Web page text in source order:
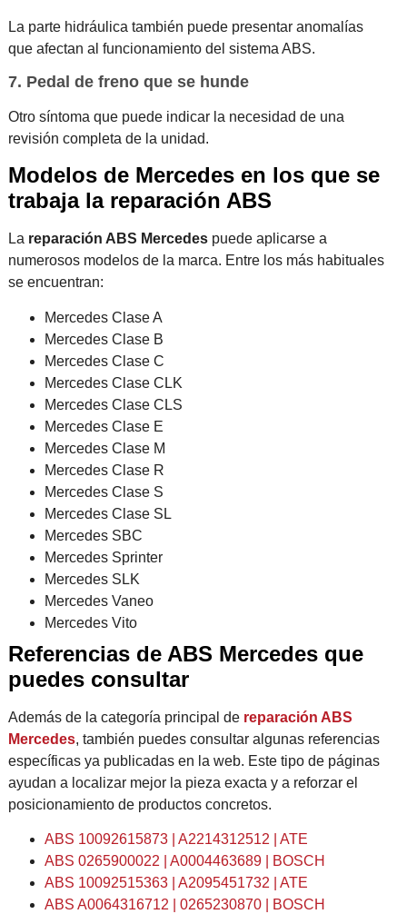
La parte hidráulica también puede presentar anomalías
que afectan al funcionamiento del sistema ABS.
7. Pedal de freno que se hunde
Otro síntoma que puede indicar la necesidad de una
revisión completa de la unidad.
Modelos de Mercedes en los que se
trabaja la reparación ABS
La reparación ABS Mercedespuede aplicarse a
numerosos modelos de la marca. Entre los más habituales
se encuentran:
Mercedes Clase A
Mercedes Clase B
Mercedes Clase C
Mercedes Clase CLK
Mercedes Clase CLS
Mercedes Clase E
Mercedes Clase M
Mercedes Clase R
Mercedes Clase S
Mercedes Clase SL
Mercedes SBC
Mercedes Sprinter
Mercedes SLK
Mercedes Vaneo
Mercedes Vito
Referencias de ABS Mercedes que
puedes consultar
Además de la categoría principal de reparación ABS
Mercedes, también puedes consultar algunas referencias
específicas ya publicadas en la web. Este tipo de páginas
ayudan a localizar mejor la pieza exacta y a reforzar el
posicionamiento de productos concretos.
ABS 10092615873 | A2214312512 | ATE
ABS 0265900022 | A0004463689 | BOSCH
ABS 10092515363 | A2095451732 | ATE
ABS A0064316712 | 0265230870 | BOSCH